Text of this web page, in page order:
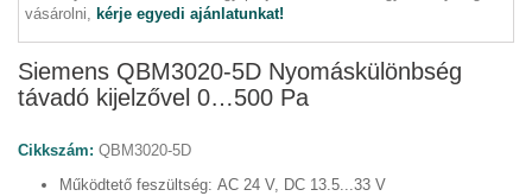
vásárolni, kérje egyedi ajánlatunkat!
Siemens QBM3020-5D Nyomáskülönbség
távadó kijelzővel 0…500 Pa
Cikkszám: QBM3020-5D
Működtető feszültség: AC 24 V, DC 13.5...33 V